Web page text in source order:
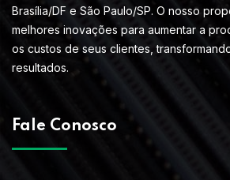
Brasília/DF e São Paulo/SP. O nosso
melhores inovações para aumentar a
os custos de seus clientes,
resultados.
Fale Conosco